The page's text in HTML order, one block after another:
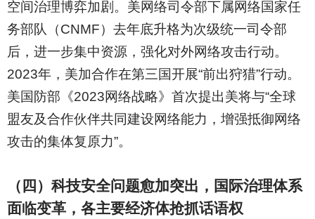
空间治理博弈加剧。美网络司令部下属网络国家任
务部队（CNMF）去年底升格为次级统一司令部
后，进一步集中资源，强化对外网络攻击行动。
2023年，美加合作在第三国开展“前出狩猎”行动。
美国防部《2023网络战略》首次提出美将与“全球
盟友及合作伙伴共同建设网络能力，增强抵御网络
攻击的集体复原力”。
（四）科技安全问题愈加突出，国际治理体系
面临变革，各主要经济体抢抓话语权